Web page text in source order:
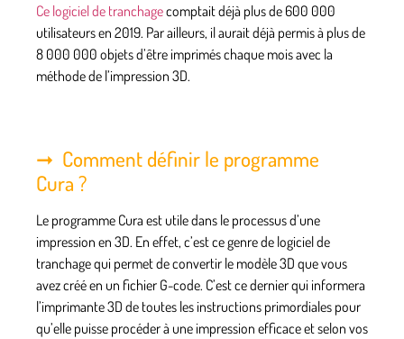
Ce logiciel de tranchagecomptait déjà plus de 600 000
utilisateurs en 2019. Par ailleurs, il aurait déjà permis à plus de
8 000 000 objets d’être imprimés chaque mois avec la
méthode de l’impression 3D.
Comment définir le programme
Cura ?
Le programme Cura est utile dans le processus d’une
impression en 3D. En effet, c’est ce genre de logiciel de
tranchage qui permet de convertir le modèle 3D que vous
avez créé en un fichier G-code. C’est ce dernier qui informera
l’imprimante 3D de toutes les instructions primordiales pour
qu’elle puisse procéder à une impression efficace et selon vos